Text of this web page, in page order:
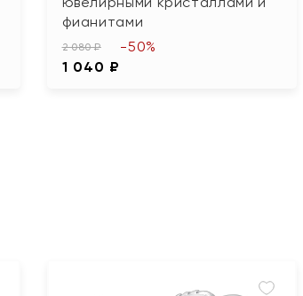
фианитами
2 080 ₽
1 040 ₽
-50%